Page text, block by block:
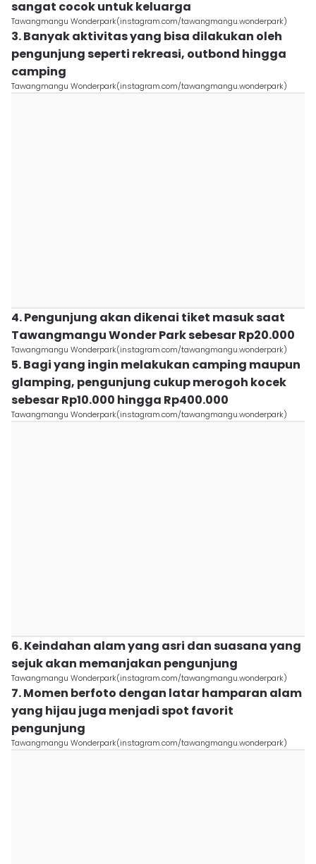
sangat cocok untuk keluarga
Tawangmangu Wonderpark(instagram.com/tawangmangu.wonderpark)
3. Banyak aktivitas yang bisa dilakukan oleh
pengunjung seperti rekreasi, outbond hingga
camping
Tawangmangu Wonderpark(instagram.com/tawangmangu.wonderpark)
4. Pengunjung akan dikenai tiket masuk saat
Tawangmangu Wonder Park sebesar Rp20.000
Tawangmangu Wonderpark(instagram.com/tawangmangu.wonderpark)
5. Bagi yang ingin melakukan camping maupun
glamping, pengunjung cukup merogoh kocek
sebesar Rp10.000 hingga Rp400.000
Tawangmangu Wonderpark(instagram.com/tawangmangu.wonderpark)
6. Keindahan alam yang asri dan suasana yang
sejuk akan memanjakan pengunjung
Tawangmangu Wonderpark(instagram.com/tawangmangu.wonderpark)
7. Momen berfoto dengan latar hamparan alam
yang hijau juga menjadi spot favorit
pengunjung
Tawangmangu Wonderpark(instagram.com/tawangmangu.wonderpark)